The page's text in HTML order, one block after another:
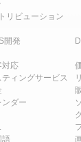
リビューション
開発
対応
ティングサービス
ンダー
ク
語